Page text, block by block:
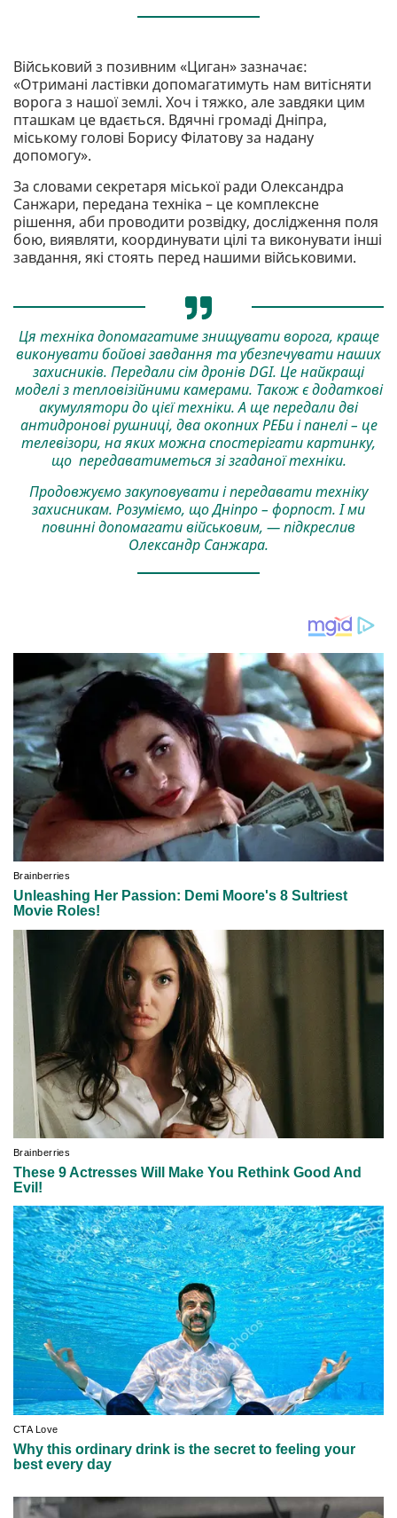
Військовий з позивним «Циган» зазначає:
«Отримані ластівки допомагатимуть нам витісняти
ворога з нашої землі. Хоч і тяжко, але завдяки цим
пташкам це вдається. Вдячні громаді Дніпра,
міському голові Борису Філатову за надану
допомогу».
За словами секретаря міської ради Олександра
Санжари, передана техніка – це комплексне
рішення, аби проводити розвідку, дослідження поля
бою, виявляти, координувати цілі та виконувати інші
завдання, які стоять перед нашими військовими.
Ця техніка допомагатиме знищувати ворога, краще
виконувати бойові завдання та убезпечувати наших
захисників. Передали сім дронів DGI. Це найкращі
моделі з тепловізійними камерами. Також є додаткові
акумулятори до цієї техніки. А ще передали дві
антидронові рушниці, два окопних РЕБи і панелі – це
телевізори, на яких можна спостерігати картинку,
що передаватиметься зі згаданої техніки.
Продовжуємо закуповувати і передавати техніку
захисникам. Розуміємо, що Дніпро – форпост. І ми
повинні допомагати військовим, — підкреслив
Олександр Санжара.